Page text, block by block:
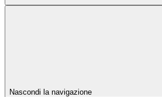
Nascondi la navigazione